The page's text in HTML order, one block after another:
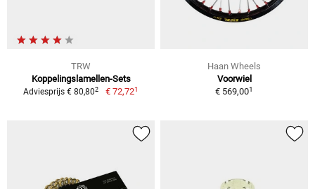
TRW
Koppelingslamellen-Sets
Adviesprijs € 80,802 € 72,721
Haan Wheels
Voorwiel
€ 569,001